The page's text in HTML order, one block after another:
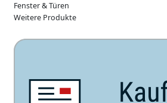
Fenster & Türen
Weitere Produkte